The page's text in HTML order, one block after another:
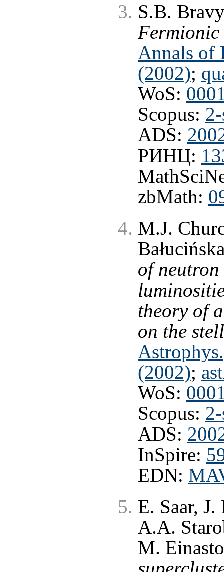
S.B.
Fermionic
Annals of
(2002);
WoS:
Scopus:
ADS:
РИНЦ:
zbMath:
M.J.
of
theory of
on the
(2002);
WoS:
Scopus:
ADS:
InSpire:
EDN:
E. Saar,
A.A.
M.